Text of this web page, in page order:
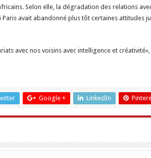
Selon elle, la dégradation des relations
avait abandonné plus tôt certaines attitudes
avec nos voisins avec intelligence et
Google + LinkedIn